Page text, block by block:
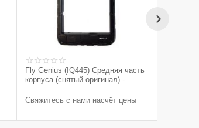
Fly Genius (IQ445) Средняя часть
корпуса (снятый оригинал) -
Свяжитесь с нами насчёт цены